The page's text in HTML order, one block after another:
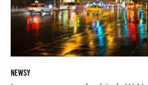
Jorku
powstać
rozrywkowa
dzielnica
NEWSY